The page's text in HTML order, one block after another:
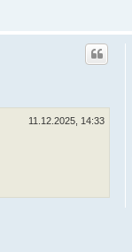
11.12.2025, 14:33